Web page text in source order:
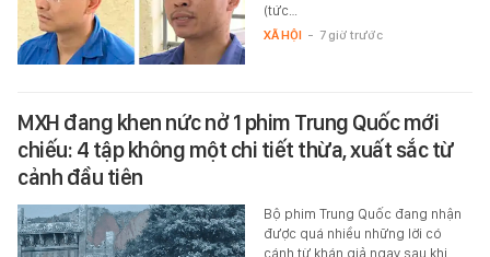
(tức…
XÃ HỘI - 7 giờ trước
MXH đang khen nức nở 1 phim Trung Quốc mới
chiếu: 4 tập không một chi tiết thừa, xuất sắc từ
cảnh đầu tiên
Bộ phim Trung Quốc đang nhận
được quá nhiều những lời có
cánh từ khán giả ngay sau khi